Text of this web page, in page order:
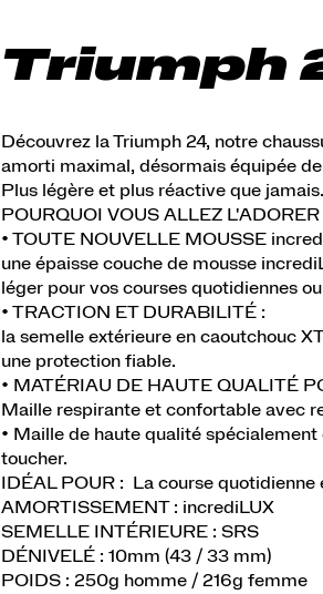
Triumph
Découvrez la Triumph 24, notre
amorti maximal, désormais équipée
Plus légère et plus réactive que jamais.
POURQUOI VOUS ALLEZ L'ADORER
• TOUTE NOUVELLE MOUSSE
une épaisse couche de mousse
léger pour vos courses quotidiennes
• TRACTION ET DURABILITÉ :
la semelle extérieure en caoutchouc
une protection fiable.
• MATÉRIAU DE HAUTE QUALITÉ
Maille respirante et confortable avec
• Maille de haute qualité
toucher.
IDÉAL POUR : La course
AMORTISSEMENT : incrediLUX
SEMELLE INTÉRIEURE : SRS
DÉNIVELÉ : 10mm (43 / 33 mm)
POIDS : 250g homme / 216g femme